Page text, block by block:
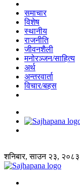
समाचार
विशेष
स्थानीय
राजनीति
जीवनशैली
मनोरञ्जन/साहित्य
अर्थ
अन्तरवार्ता
विचार/बहस
शनिबार, साउन २३, २०८३